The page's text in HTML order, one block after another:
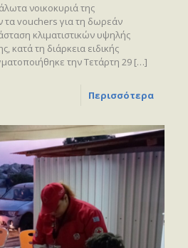
νοικοκυριά της
vouchers για τη δωρεάν
κλιματιστικών υψηλής
κατά τη διάρκεια ειδικής
την Τετάρτη 29 […]
Περισσότερα